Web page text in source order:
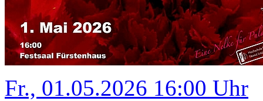
Fr., 01.05.2026 16:00 Uhr